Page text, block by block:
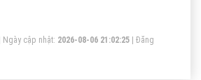
| Ngày cập nhật: 2026-08-06 21:02:25
Đăng